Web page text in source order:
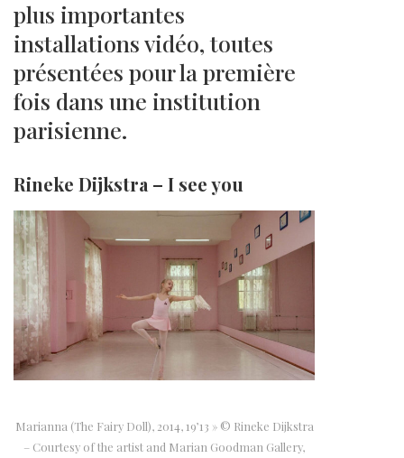
plus importantes
installations vidéo, toutes
présentées pour la première
fois dans une institution
parisienne.
Rineke Dijkstra – I see you
Marianna (The Fairy Doll), 2014, 19’13 » © Rineke Dijkstra
– Courtesy of the artist and Marian Goodman Gallery,